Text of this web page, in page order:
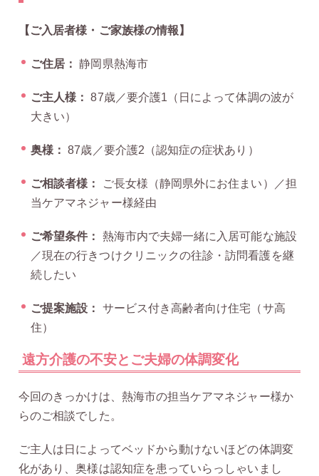
【ご入居者様・ご家族様の情報】
ご住居： 静岡県熱海市
ご主人様： 87歳／要介護1（日によって体調の波が
大きい）
奥様： 87歳／要介護2（認知症の症状あり）
ご相談者様：
ご長女様（静岡県外にお住まい）／担
当ケアマネジャー様経由
ご希望条件：
熱海市内で夫婦一緒に入居可能な施設
／現在の行きつけクリニックの往診・訪問看護を継
続したい
ご提案施設：
サービス付き高齢者向け住宅（サ高
住）
遠方介護の不安とご夫婦の体調変化
今回のきっかけは、熱海市の担当ケアマネジャー様か
らのご相談でした。
ご主人は日によってベッドから動けないほどの体調変
化があり、奥様は認知症を患っていらっしゃいまし